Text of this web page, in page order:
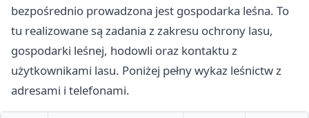
bezpośrednio prowadzona jest gospodarka leśna. To
tu realizowane są zadania z zakresu ochrony lasu,
gospodarki leśnej, hodowli oraz kontaktu z
użytkownikami lasu. Poniżej pełny wykaz leśnictw z
adresami i telefonami.